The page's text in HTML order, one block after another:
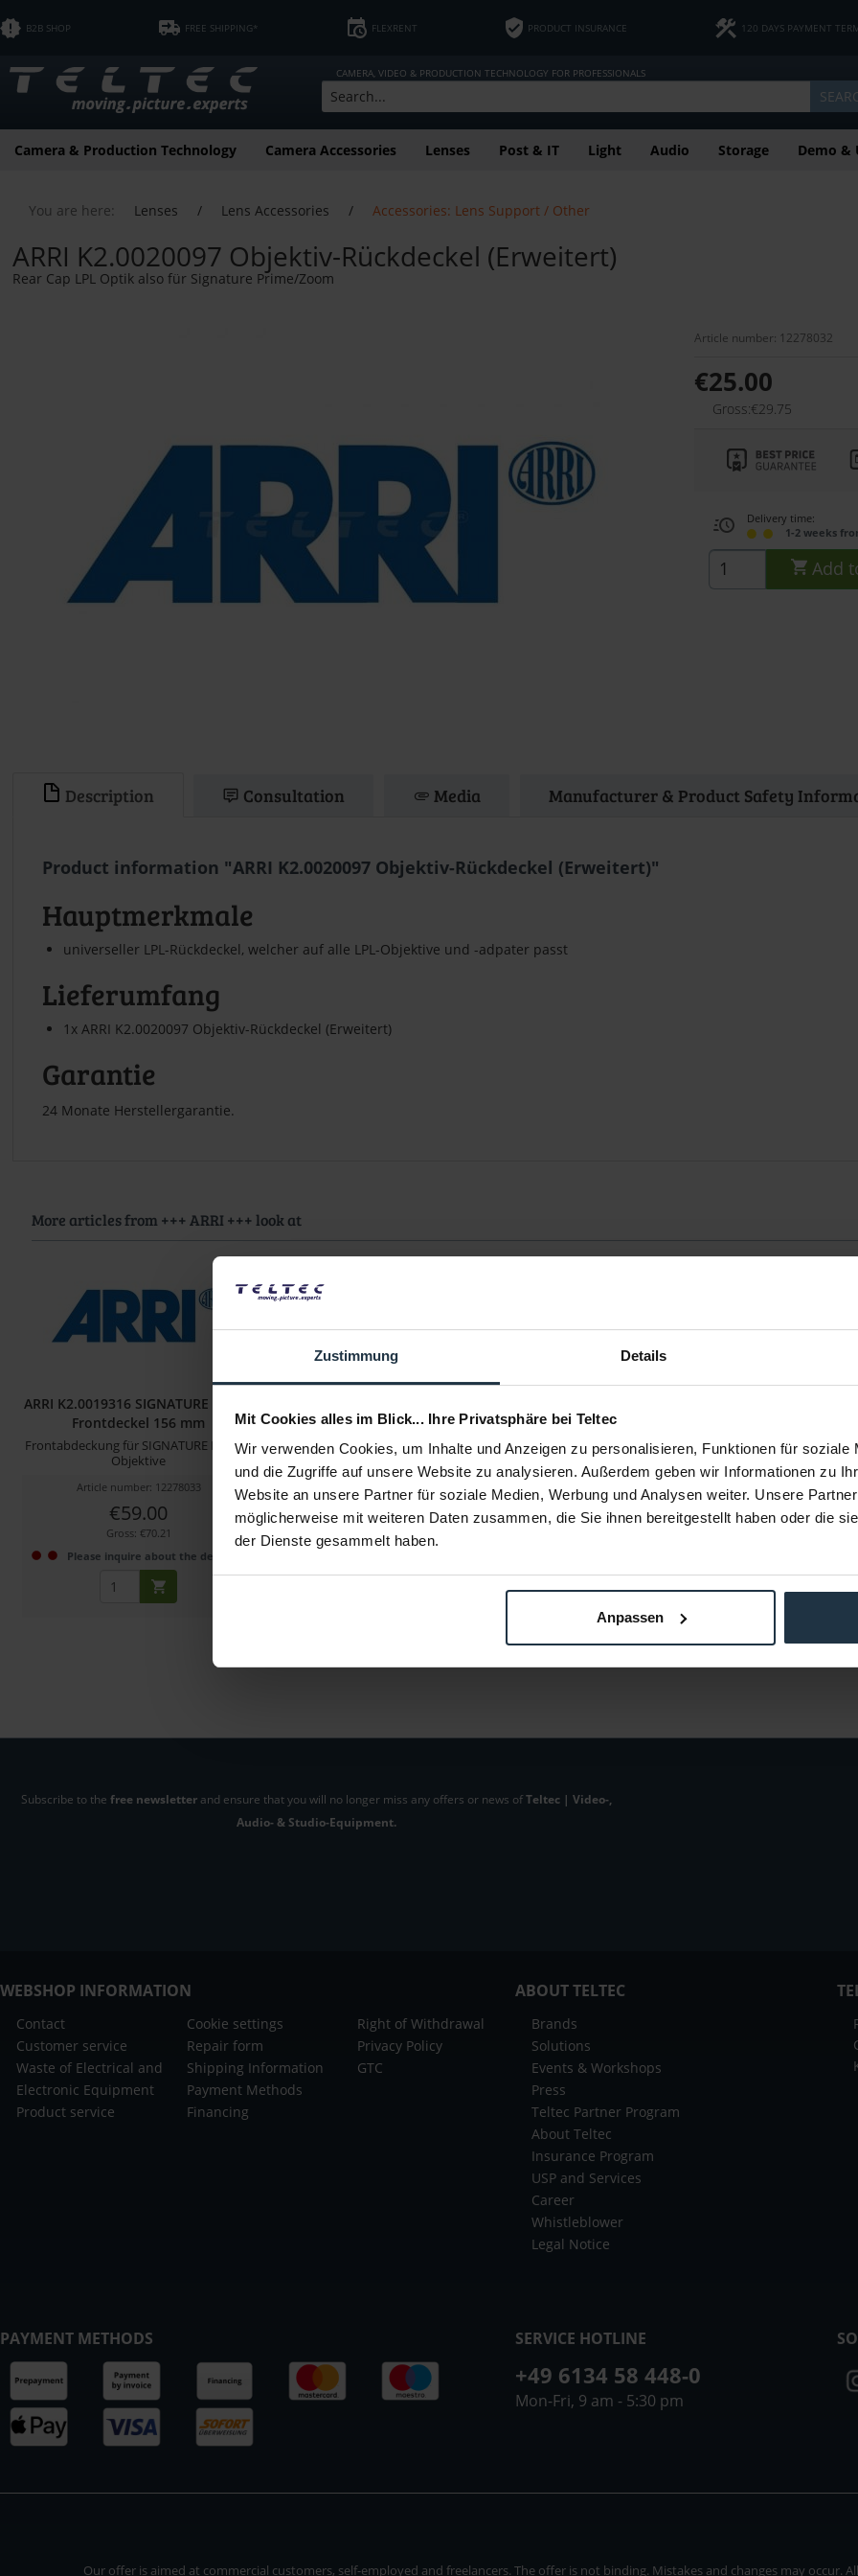
Zustimmung Details
Mit Cookies alles im Blick... Ihre Privatsphäre bei Teltec
Wir verwenden Cookies, um Inhalte und Anzeigen zu personalisieren, Funktionen für soziale
und die Zugriffe auf unsere Website zu analysieren. Außerdem geben wir Informationen zu
Website an unsere Partner für soziale Medien, Werbung und Analysen weiter. Unsere
möglicherweise mit weiteren Daten zusammen, die Sie ihnen bereitgestellt haben oder die
der Dienste gesammelt haben.
Anpassen
B2B SHOP FREE SHIPPING* FLEXRENT PRODUCT INSURANCE 120 DAYS PAYMENT
CAMERA, VIDEO & PRODUCTION TECHNOLOGY FOR PROFESSIONALS
Camera & Production Technology Camera Accessories Lenses Post & IT Light Audio Storage Demo &
You are here: Lenses / Lens Accessories / Accessories: Lens Support / Other
ARRI K2.0020097 Objektiv-Rückdeckel (Erweitert)
Rear Cap LPL Optik also für Signature Prime/Zoom
Article number: 12278032
€25.00
Gross:€29.75
Delivery time:
1-2 weeks
Add
Description Consultation Media Manufacturer & Product Safety
Product information "ARRI K2.0020097 Objektiv-Rückdeckel (Erweitert)"
Hauptmerkmale
universeller LPL-Rückdeckel, welcher auf alle LPL-Objektive und -adpater passt
Lieferumfang
1x ARRI K2.0020097 Objektiv-Rückdeckel (Erweitert)
Garantie
24 Monate Herstellergarantie.
More articles from +++ ARRI +++ look at
ARRI K2.0019316 SIGNATURE PRIME
Frontdeckel 156 mm
Frontabdeckung für SIGNATURE PRIME-
Objektive
Article number: 12278033
€59.00
Gross: €70.21
Please inquire about the delivery date
für 138mm
Article number: 12269573
€140.00
Gross: €166.60
30 cm L-BUS Kabel
Article number: 12255908
-8% €179.00 -21%
Subscribe to the free newsletterand ensure that you will no longer miss any offers or news ofTeltec | Video-,
Audio- & Studio-Equipment.
WEBSHOP INFORMATION
Contact
Customer service
Waste of Electrical and
Electronic Equipment
Product service
Cookie settings
Repair form
Shipping Information
Payment Methods
Financing
Right of Withdrawal
Privacy Policy
GTC
ABOUT TELTEC
Brands
Solutions
Events & Workshops
Press
Teltec Partner Program
About Teltec
Insurance Program
USP and Services
Career
Whistleblower
Legal Notice
PAYMENT METHODS SERVICE HOTLINE
+49 6134 58 448-0
Mon-Fri, 9 am - 5:30 pm
Our offer is aimed at commercial customers, self-employed and freelancers. The offer is not binding. Mistakes and changes may occur.